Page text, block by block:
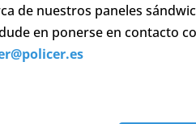
de nuestros paneles
en ponerse en contacto